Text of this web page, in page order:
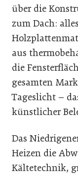
über die
zum Dach:
aus
die
gesamten
Tageslicht –
künstlicher
Das
Heizen die
Kältetechnik,